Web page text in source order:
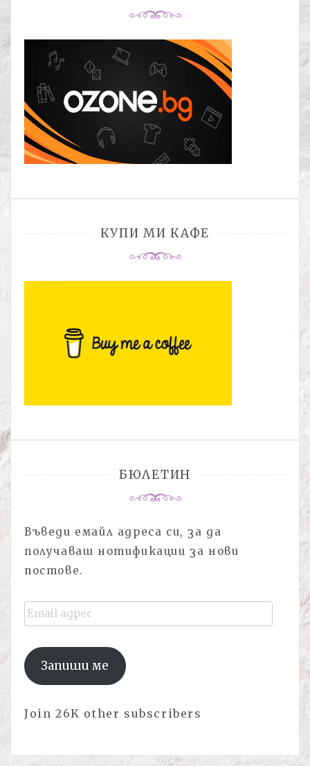
КУПИ МИ КАФЕ
БЮЛЕТИН
Въведи емайл адреса си, за да
получаваш нотификации за нови
постове.
Email
адрес
Запиши ме
Join 26K other subscribers